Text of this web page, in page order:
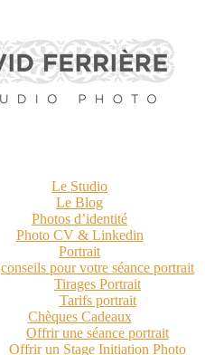
Le Studio
Le Blog
Photos d’identité
Photo CV & Linkedin
Portrait
conseils pour votre séance portrait
Tirages Portrait
Tarifs portrait
Chèques Cadeaux
Offrir une séance portrait
Offrir un Stage Initiation Photo